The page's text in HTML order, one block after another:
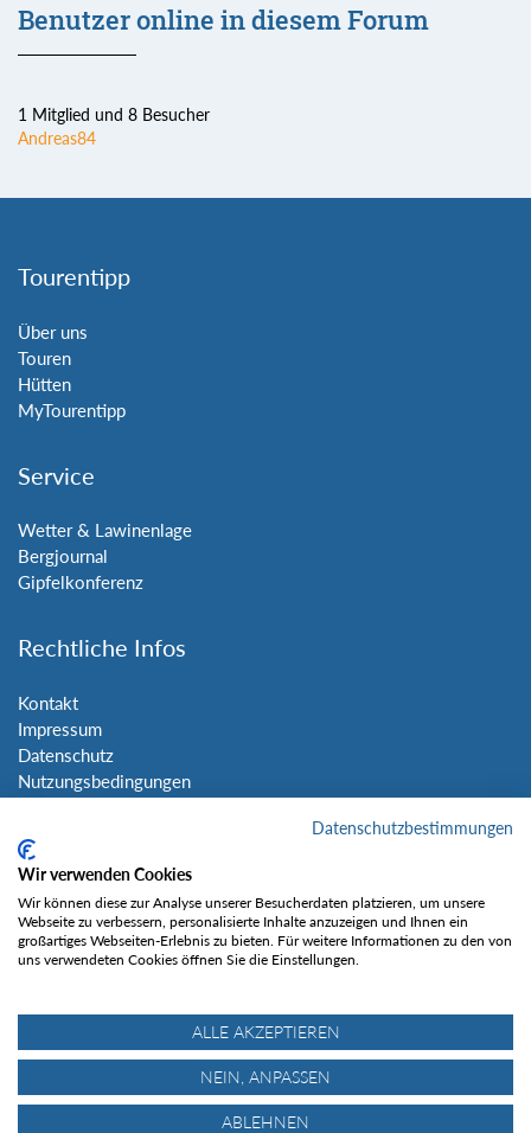
Benutzer online in diesem Forum
1 Mitglied und 8 Besucher
Andreas84
Tourentipp
Über uns
Touren
Hütten
MyTourentipp
Service
Wetter & Lawinenlage
Bergjournal
Gipfelkonferenz
Rechtliche Infos
Kontakt
Impressum
Datenschutz
Nutzungsbedingungen
Social Media
Gefällt mir
Datenschutzbestimmungen
Wir verwenden Cookies
Wir können diese zur Analyse unserer Besucherdaten platzieren, um unsere
Webseite zu verbessern, personalisierte Inhalte anzuzeigen und Ihnen ein
großartiges Webseiten-Erlebnis zu bieten. Für weitere Informationen zu den von
uns verwendeten Cookies öffnen Sie die Einstellungen.
ALLE AKZEPTIEREN
NEIN, ANPASSEN
ABLEHNEN